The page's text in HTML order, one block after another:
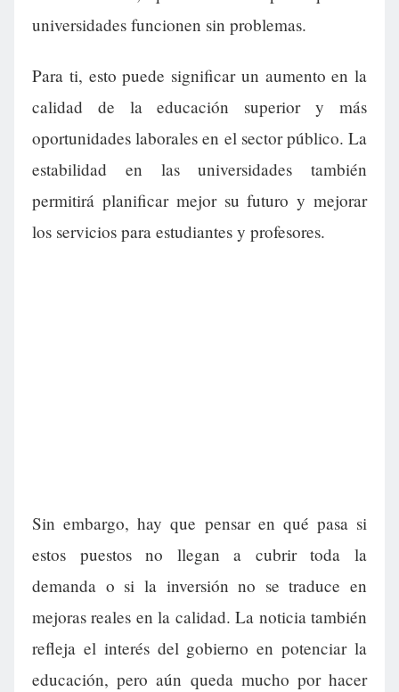
universidades funcionen sin problemas.
Para ti, esto puede significar un aumento en la
calidad de la educación superior y más
oportunidades laborales en el sector público. La
estabilidad en las universidades también
permitirá planificar mejor su futuro y mejorar
los servicios para estudiantes y profesores.
Sin embargo, hay que pensar en qué pasa si
estos puestos no llegan a cubrir toda la
demanda o si la inversión no se traduce en
mejoras reales en la calidad. La noticia también
refleja el interés del gobierno en potenciar la
educación, pero aún queda mucho por hacer